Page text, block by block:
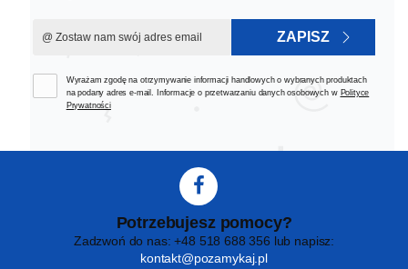
ZAPISZ
Wyrażam zgodę na otrzymywanie informacji handlowych o wybranych produktach
na podany adres e-mail. Informacje o przetwarzaniu danych osobowych w Polityce
Prywatności
Potrzebujesz pomocy?
Zadzwoń do nas: +48 518 688 356 lub napisz:
kontakt@pozamykaj.pl